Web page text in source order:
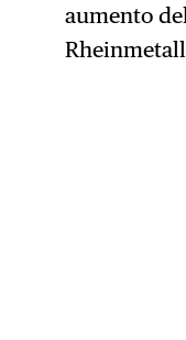
aumento